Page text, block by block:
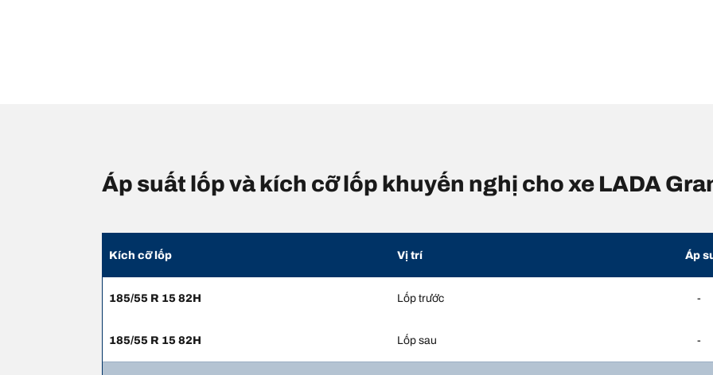
Áp suất lốp và kích cỡ lốp khuyến nghị cho xe LADA
Kích cỡ lốp Vị trí Áp
185/55 R 15 82H Lốp trước -
185/55 R 15 82H Lốp sau -